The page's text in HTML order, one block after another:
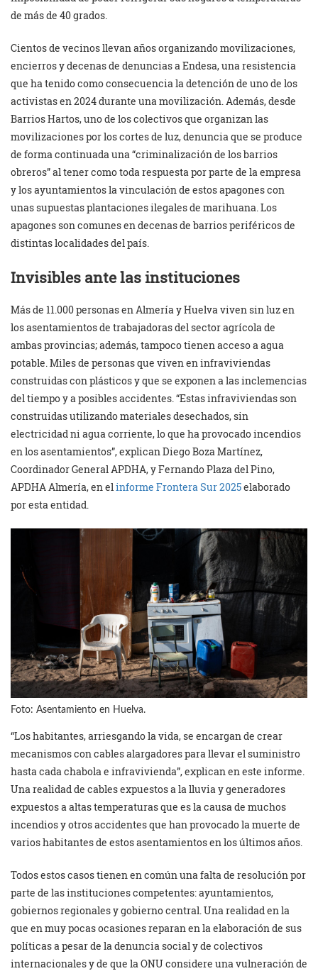
de más de 40 grados.
Cientos de vecinos llevan años organizando movilizaciones,
encierros y decenas de denuncias a Endesa, una resistencia
que ha tenido como consecuencia la detención de uno de los
activistas en 2024 durante una movilización. Además, desde
Barrios Hartos, uno de los colectivos que organizan las
movilizaciones por los cortes de luz, denuncia que se produce
de forma continuada una “criminalización de los barrios
obreros” al tener como toda respuesta por parte de la empresa
y los ayuntamientos la vinculación de estos apagones con
unas supuestas plantaciones ilegales de marihuana. Los
apagones son comunes en decenas de barrios periféricos de
distintas localidades del país.
Invisibles ante las instituciones
Más de 11.000 personas en Almería y Huelva viven sin luz en
los asentamientos de trabajadoras del sector agrícola de
ambas provincias; además, tampoco tienen acceso a agua
potable. Miles de personas que viven en infraviviendas
construidas con plásticos y que se exponen a las inclemencias
del tiempo y a posibles accidentes. “Estas infraviviendas son
construidas utilizando materiales desechados, sin
electricidad ni agua corriente, lo que ha provocado incendios
en los asentamientos”, explican Diego Boza Martínez,
Coordinador General APDHA, y Fernando Plaza del Pino,
APDHA Almería, en el informe Frontera Sur 2025elaborado
por esta entidad.
Foto: Asentamiento en Huelva.
“Los habitantes, arriesgando la vida, se encargan de crear
mecanismos con cables alargadores para llevar el suministro
hasta cada chabola e infravivienda”, explican en este informe.
Una realidad de cables expuestos a la lluvia y generadores
expuestos a altas temperaturas que es la causa de muchos
incendios y otros accidentes que han provocado la muerte de
varios habitantes de estos asentamientos en los últimos años.
Todos estos casos tienen en común una falta de resolución por
parte de las instituciones competentes: ayuntamientos,
gobiernos regionales y gobierno central. Una realidad en la
que en muy pocas ocasiones reparan en la elaboración de sus
políticas a pesar de la denuncia social y de colectivos
internacionales y de que la ONU considere una vulneración de